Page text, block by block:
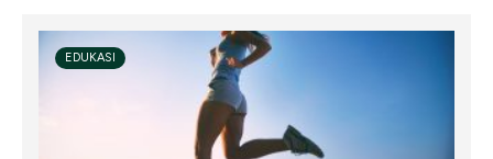
EDUKASI